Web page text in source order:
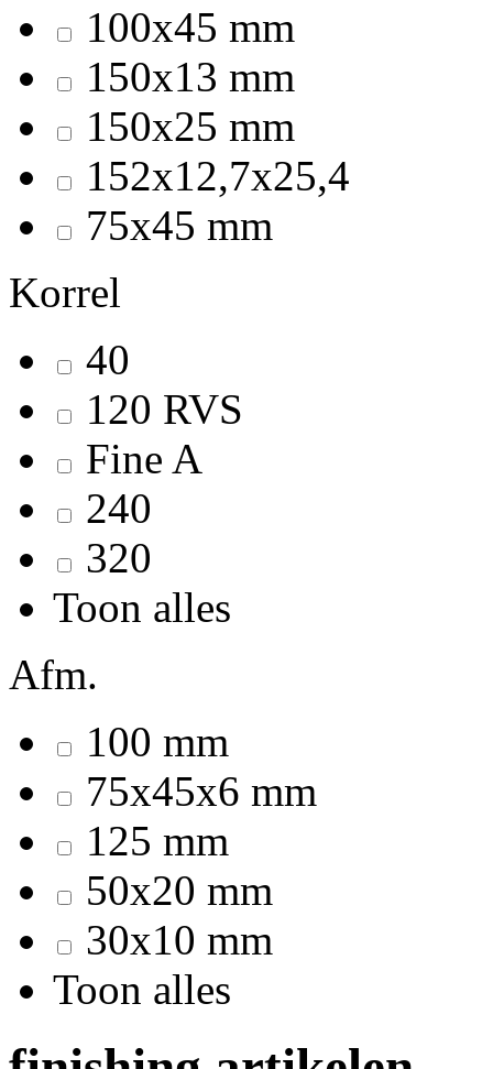
100x45 mm
150x13 mm
150x25 mm
152x12,7x25,4
75x45 mm
Korrel
40
120 RVS
Fine A
240
320
Toon alles
Afm.
100 mm
75x45x6 mm
125 mm
50x20 mm
30x10 mm
Toon alles